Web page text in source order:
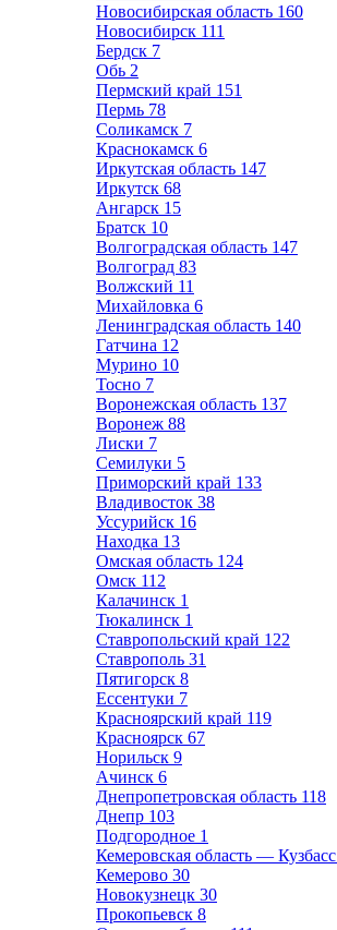
Новосибирская область 160
Новосибирск 111
Бердск 7
Обь 2
Пермский край 151
Пермь 78
Соликамск 7
Краснокамск 6
Иркутская область 147
Иркутск 68
Ангарск 15
Братск 10
Волгоградская область 147
Волгоград 83
Волжский 11
Михайловка 6
Ленинградская область 140
Гатчина 12
Мурино 10
Тосно 7
Воронежская область 137
Воронеж 88
Лиски 7
Семилуки 5
Приморский край 133
Владивосток 38
Уссурийск 16
Находка 13
Омская область 124
Омск 112
Калачинск 1
Тюкалинск 1
Ставропольский край 122
Ставрополь 31
Пятигорск 8
Ессентуки 7
Красноярский край 119
Красноярск 67
Норильск 9
Ачинск 6
Днепропетровская область 118
Днепр 103
Подгородное 1
Кемеровская область — Кузбасс
Кемерово 30
Новокузнецк 30
Прокопьевск 8